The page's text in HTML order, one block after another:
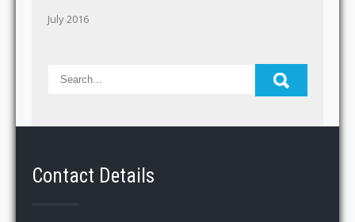
July 2016
Contact Details